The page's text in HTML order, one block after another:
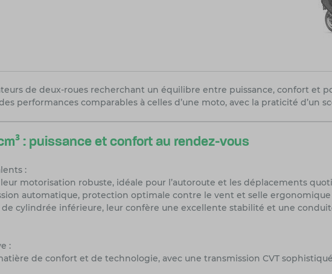
de deux-roues recherchant un équilibre entre puissance, confort et
performances comparables à celles d’une moto, avec la praticité d’un
: puissance et confort au rendez-vous
:
motorisation robuste, idéale pour l’autoroute et les déplacements
automatique, protection optimale contre le vent et selle
cylindrée inférieure, leur confère une excellente stabilité et une
:
de confort et de technologie, avec une transmission CVT